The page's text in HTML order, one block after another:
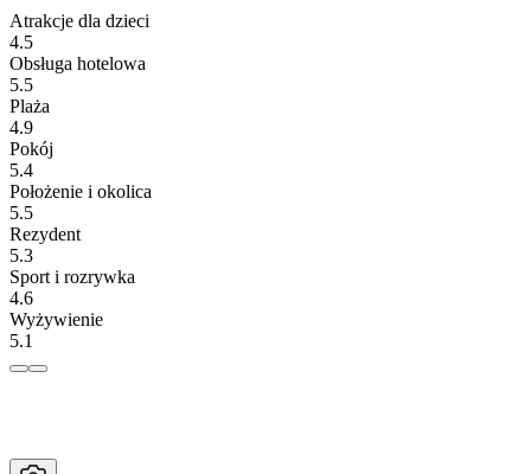
Atrakcje dla dzieci
4.5
Obsługa hotelowa
5.5
Plaża
4.9
Pokój
5.4
Położenie i okolica
5.5
Rezydent
5.3
Sport i rozrywka
4.6
Wyżywienie
5.1